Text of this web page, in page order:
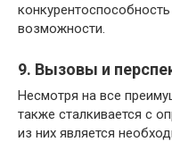
возможности.
9. Вызовы и
Несмотря на все
также сталкивается с
из них является